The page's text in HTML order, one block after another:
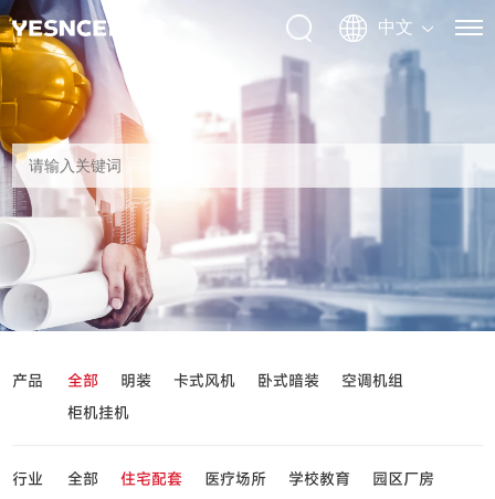
产品 全部 明装 卡式风机 卧式暗装
空调机组
柜机挂机
行业 全部 住宅配套 医疗场所 学校教育
园区厂房